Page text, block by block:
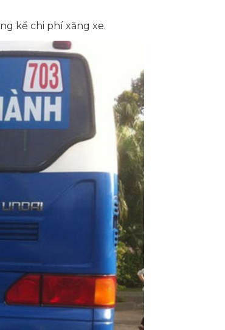
kể chi phí xăng xe.